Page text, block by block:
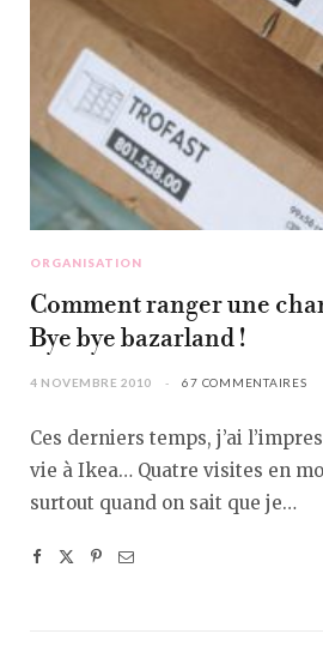
ORGANISATION
Comment ranger une
Bye bye bazarland !
4 NOVEMBRE 2010 67 COMMENTAIRES
Ces derniers temps, j’ai
vie à Ikea… Quatre visites en
surtout quand on sait que je…